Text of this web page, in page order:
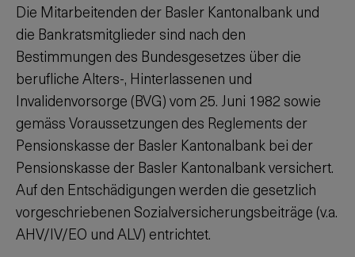
Die Mitarbeitenden der Basler Kantonalbank und
die Bankratsmitglieder sind nach den
Bestimmungen des Bundesgesetzes über die
berufliche Alters-, Hinterlassenen und
Invalidenvorsorge (BVG) vom 25. Juni 1982 sowie
gemäss Voraussetzungen des Reglements der
Pensionskasse der Basler Kantonalbank bei der
Pensionskasse der Basler Kantonalbank versichert.
Auf den Entschädigungen werden die gesetzlich
vorgeschriebenen Sozialversicherungsbeiträge (v.a.
AHV/IV/EO und ALV) entrichtet.